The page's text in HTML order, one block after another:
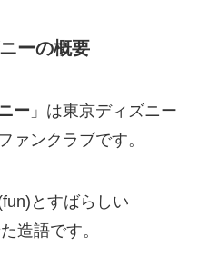
ーの概要
ー 」は東京ディズニー
ァンクラブです。
とすばらしい
造語です。